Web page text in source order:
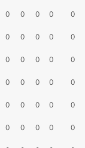
0 0 0 0 0
0 0 0 0 0
0 0 0 0 0
0 0 0 0 0
0 0 0 0 0
0 0 0 0 0